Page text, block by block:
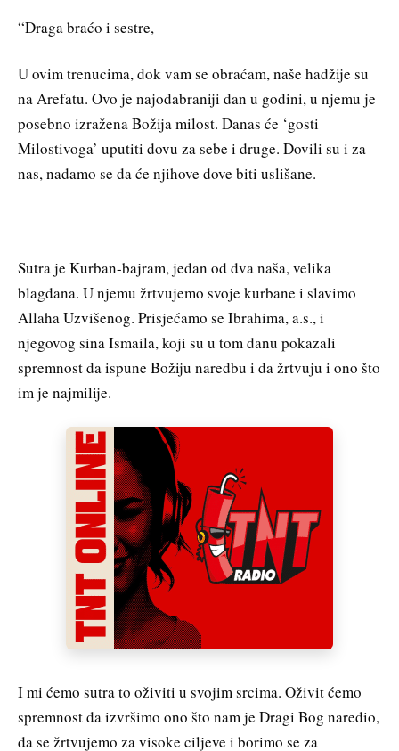
“Draga braćo i sestre,
U ovim trenucima, dok vam se obraćam, naše hadžije su
na Arefatu. Ovo je najodabraniji dan u godini, u njemu je
posebno izražena Božija milost. Danas će ‘gosti
Milostivoga’ uputiti dovu za sebe i druge. Dovili su i za
nas, nadamo se da će njihove dove biti uslišane.
Sutra je Kurban-bajram, jedan od dva naša, velika
blagdana. U njemu žrtvujemo svoje kurbane i slavimo
Allaha Uzvišenog. Prisjećamo se Ibrahima, a.s., i
njegovog sina Ismaila, koji su u tom danu pokazali
spremnost da ispune Božiju naredbu i da žrtvuju i ono što
im je najmilije.
I mi ćemo sutra to oživiti u svojim srcima. Oživit ćemo
spremnost da izvršimo ono što nam je Dragi Bog naredio,
da se žrtvujemo za visoke ciljeve i borimo se za